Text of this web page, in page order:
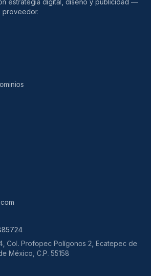
estrategia digital, diseño y publicidad —
proveedor.
Col. Profopec Polígonos 2, Ecatepec de
México, C.P. 55158